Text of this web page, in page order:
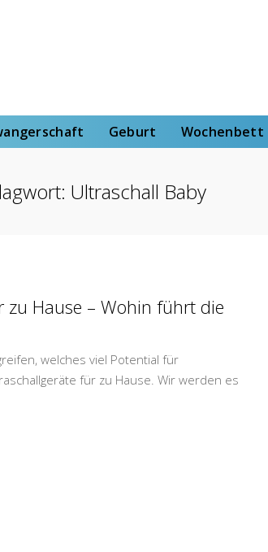
Geburt Wochenbett
Ultraschall Baby
zu Hause – Wohin führt die
welches viel Potential für
für zu Hause. Wir werden es